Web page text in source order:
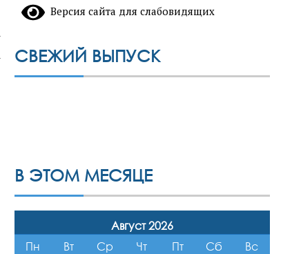
Версия сайта для слабовидящих
СВЕЖИЙ ВЫПУСК
В ЭТОМ МЕСЯЦЕ
Август 2026
Пн
Вт Ср Чт Пт Сб Вс